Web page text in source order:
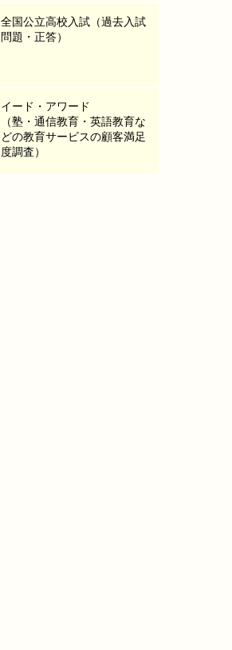
全国公立高校入試（過去入試
問題・正答）
イード・アワード
（塾・通信教育・英語教育な
どの教育サービスの顧客満足
度調査）